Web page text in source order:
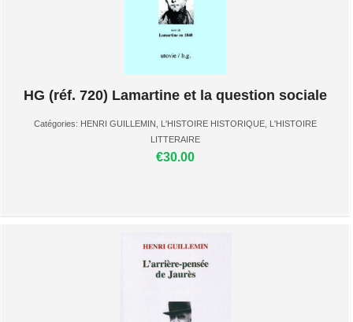
HG (réf. 720) Lamartine et la question sociale
Catégories: HENRI GUILLEMIN L'HISTOIRE HISTORIQUE L'HISTOIRE
LITTERAIRE
€30.00